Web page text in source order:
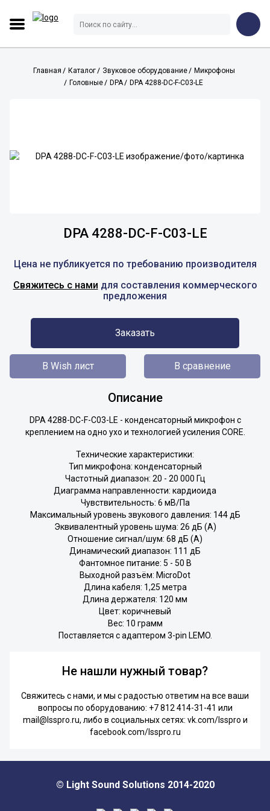
Главная Каталог Звуковое оборудование
Микрофоны
Головные
DPA DPA 4288-DC-F-C03-LE
DPA 4288-DC-F-C03-LE
Цена не публикуется по требованию производителя
Свяжитесь с нами для составления коммерческого
предложения
Заказать
В Wish лист В сравнение
Описание
DPA 4288-DC-F-C03-LE - конденсаторный микрофон с
креплением на одно ухо и технологией усиления CORE.
Технические характеристики:
Тип микрофона: конденсаторный
Частотный диапазон: 20 - 20 000 Гц
Диаграмма направленности: кардиоида
Чувствительность: 6 мВ/Па
Максимальный уровень звукового давления: 144 дБ
Эквивалентный уровень шума: 26 дБ (А)
Отношение сигнал/шум: 68 дБ (А)
Динамический диапазон: 111 дБ
Фантомное питание: 5 - 50 В
Выходной разъём: MicroDot
Длина кабеля: 1,25 метра
Длина держателя: 120 мм
Цвет: коричневый
Вес: 10 грамм
Поставляется с адаптером 3-pin LEMO.
Не нашли нужный товар?
Свяжитесь с нами, и мы с радостью ответим на все ваши
вопросы по оборудованию: +7 812 414-31-41 или
mail@lsspro.ru, либо в социальных сетях: vk.com/lsspro и
facebook.com/lsspro.ru
© Light Sound Solutions 2014-2020